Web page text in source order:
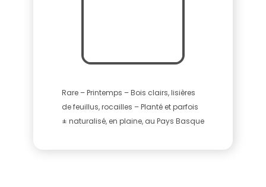
Rare – Printemps – Bois clairs, lisières
de feuillus, rocailles – Planté et parfois
± naturalisé, en plaine, au Pays Basque